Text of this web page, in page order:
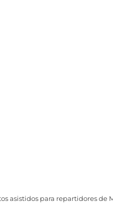
asistidos para repartidores de